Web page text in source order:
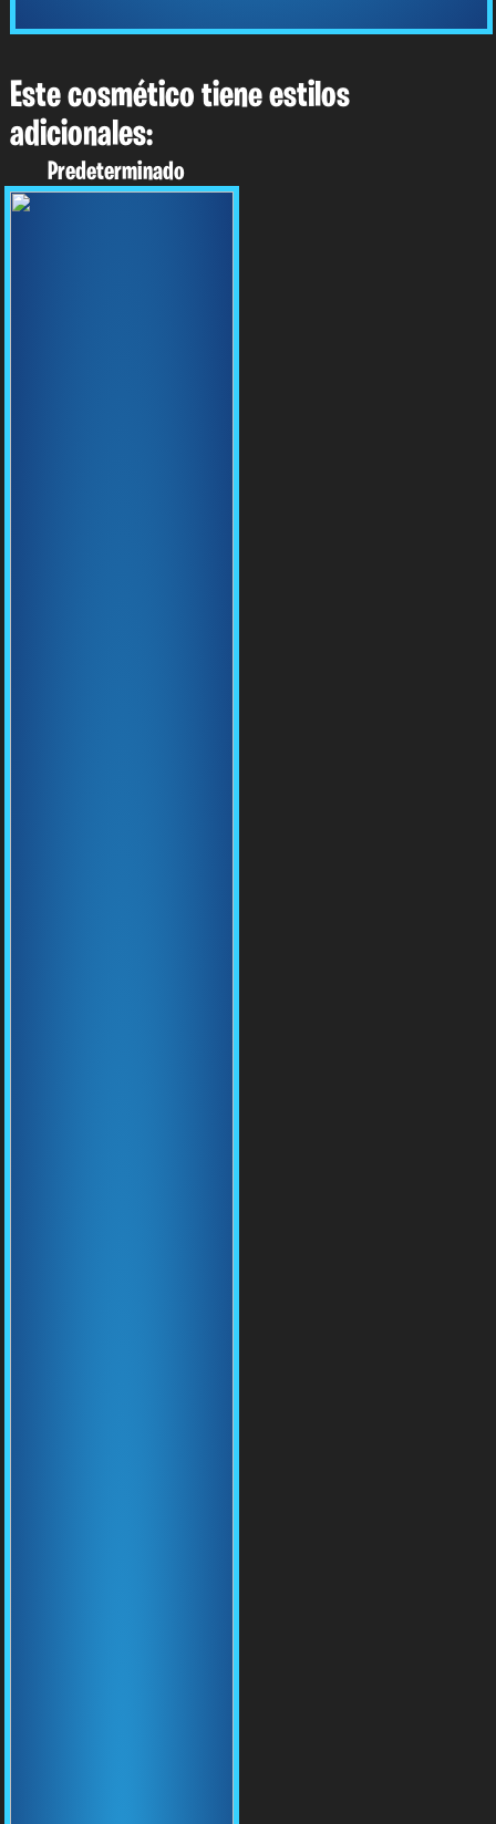
Este cosmético tiene estilos
adicionales:
Predeterminado